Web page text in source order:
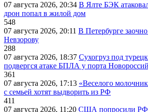
07 августа 2026, 20:34 В Ялте БЭК
дрон попал в жилой дом
548
07 августа 2026, 20:11 В Петербурге
Невзорову
288
07 августа 2026, 18:37 Сухогруз под
подвергся атаке БПЛА у порта
361
07 августа 2026, 17:13 «Веселого
с семьей хотят выдворить из РФ
411
07 августа 2026, 11:20 США попросили РФ